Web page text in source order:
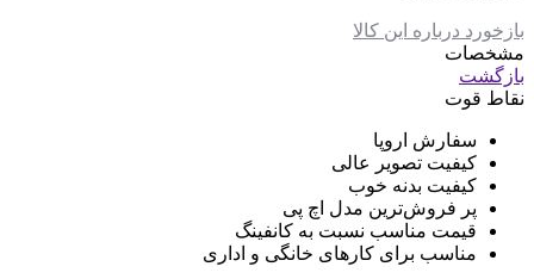
بازخورد درباره این کالا
مشخصات
بازگشت
نقاط قوت
سفارش اروپا
کیفیت تصویر عالی
کیفیت بدنه خوب
پر فروش‌ترین مدل اچ پی
قیمت مناسب نسبت به کانفینگ
مناسب برای کارهای خانگی و اداری